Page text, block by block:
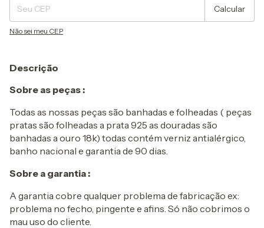
Calcular
Não sei meu CEP
Descrição
Sobre as peças :
Todas as nossas peças são banhadas e folheadas ( peças
pratas são folheadas a prata 925 as douradas são
banhadas a ouro 18k) todas contém verniz antialérgico,
banho nacional e garantia de 90 dias.
Sobre a garantia :
A garantia cobre qualquer problema de fabricação ex:
problema no fecho, pingente e afins. Só não cobrimos o
mau uso do cliente.